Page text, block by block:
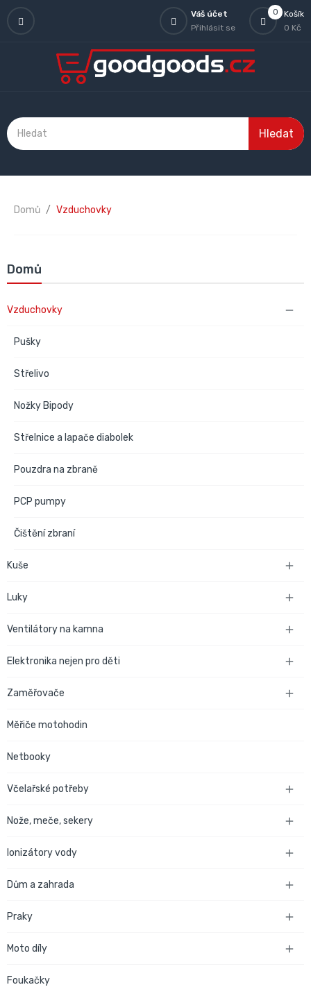
0
Košík
0 Kč
Váš účet
Přihlásit se
Hledat
Domů Vzduchovky
Domů
Vzduchovky 
Pušky
Střelivo
Nožky Bipody
Střelnice a lapače diabolek
Pouzdra na zbraně
PCP pumpy
Čištění zbraní
Kuše 
Luky 
Ventilátory na kamna 
Elektronika nejen pro děti 
Zaměřovače 
Měřiče motohodin
Netbooky
Včelařské potřeby 
Nože, meče, sekery 
Ionizátory vody 
Dům a zahrada 
Praky 
Moto díly 
Foukačky